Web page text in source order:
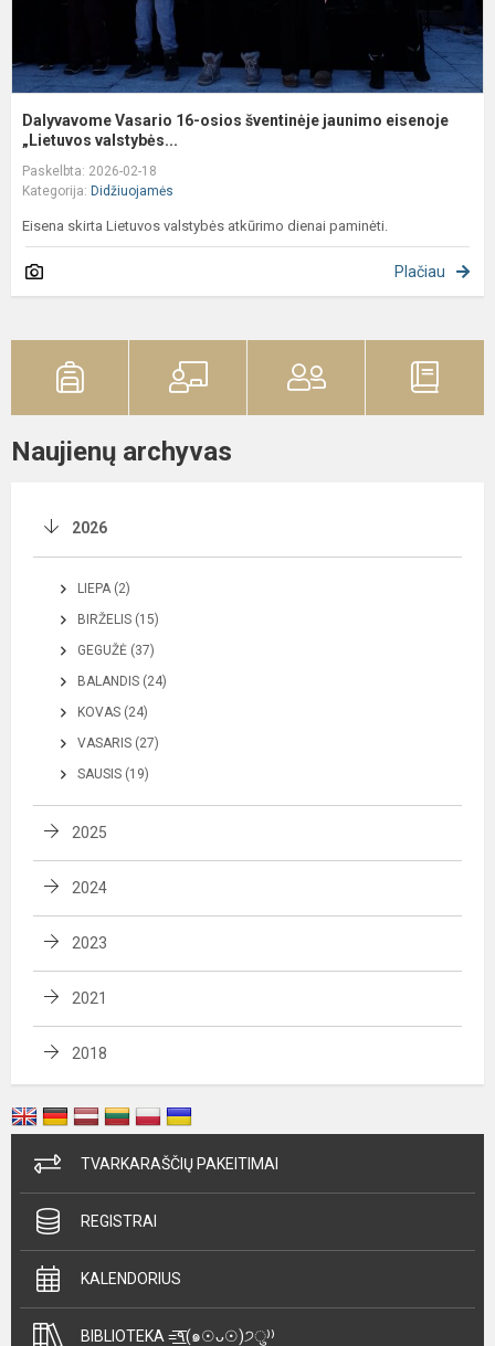
Dalyvavome Vasario 16-osios šventinėje jaunimo eisenoje
„Lietuvos valstybės...
Paskelbta: 2026-02-18
Kategorija: Didžiuojamės
Eisena skirta Lietuvos valstybės atkūrimo dienai paminėti.
Plačiau
Naujienų archyvas
2026
LIEPA (2)
BIRŽELIS (15)
GEGUŽĖ (37)
BALANDIS (24)
KOVAS (24)
VASARIS (27)
SAUSIS (19)
2025
2024
2023
2021
2018
TVARKARAŠČIŲ PAKEITIMAI
REGISTRAI
KALENDORIUS
BIBLIOTEKA =͟͟͞͞٩(๑☉ᴗ☉)੭ु⁾⁾